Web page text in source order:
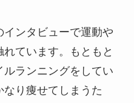
ンタビューで運動や
ています。もともと
ランニングをしてい
り痩せてしまうた